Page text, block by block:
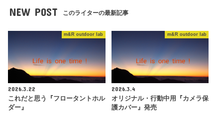
NEW POST このライターの最新記事
m&R outdoor lab
2026.3.22
これだと思う『フロータントホル
ダー』
m&R outdoor lab
2026.3.4
オリジナル・行動中用『カメラ保
護カバー』発売